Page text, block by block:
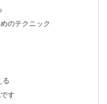
のテクニック
る
す